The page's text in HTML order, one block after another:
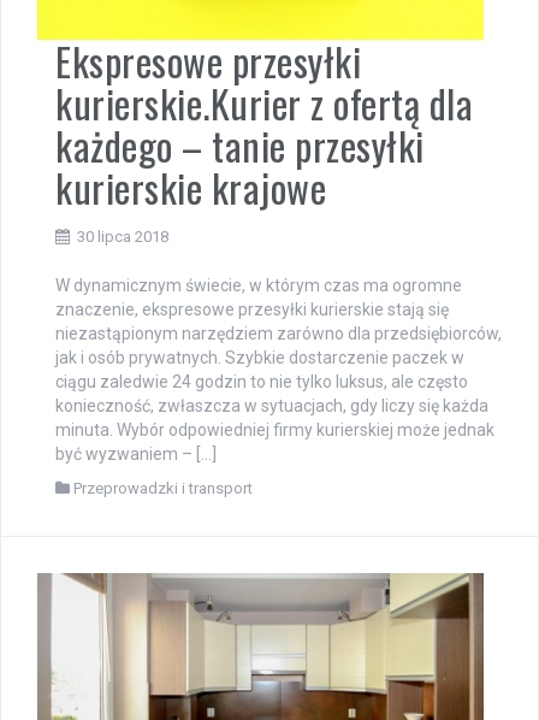
Ekspresowe przesyłki
kurierskie.Kurier z ofertą dla
każdego – tanie przesyłki
kurierskie krajowe
30 lipca 2018
W dynamicznym świecie, w którym czas ma ogromne
znaczenie, ekspresowe przesyłki kurierskie stają się
niezastąpionym narzędziem zarówno dla przedsiębiorców,
jak i osób prywatnych. Szybkie dostarczenie paczek w
ciągu zaledwie 24 godzin to nie tylko luksus, ale często
konieczność, zwłaszcza w sytuacjach, gdy liczy się każda
minuta. Wybór odpowiedniej firmy kurierskiej może jednak
być wyzwaniem – […]
Przeprowadzki i transport